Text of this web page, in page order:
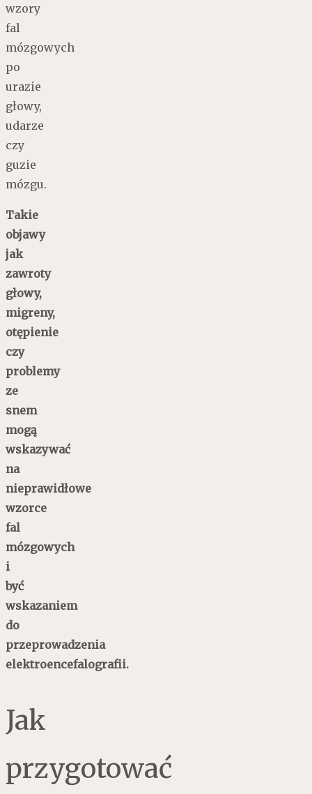
wzory
fal
mózgowych
po
urazie
głowy,
udarze
czy
guzie
mózgu.
Takie
objawy
jak
zawroty
głowy,
migreny,
otępienie
czy
problemy
ze
snem
mogą
wskazywać
na
nieprawidłowe
wzorce
fal
mózgowych
i
być
wskazaniem
do
przeprowadzenia
elektroencefalografii.
Jak
przygotować